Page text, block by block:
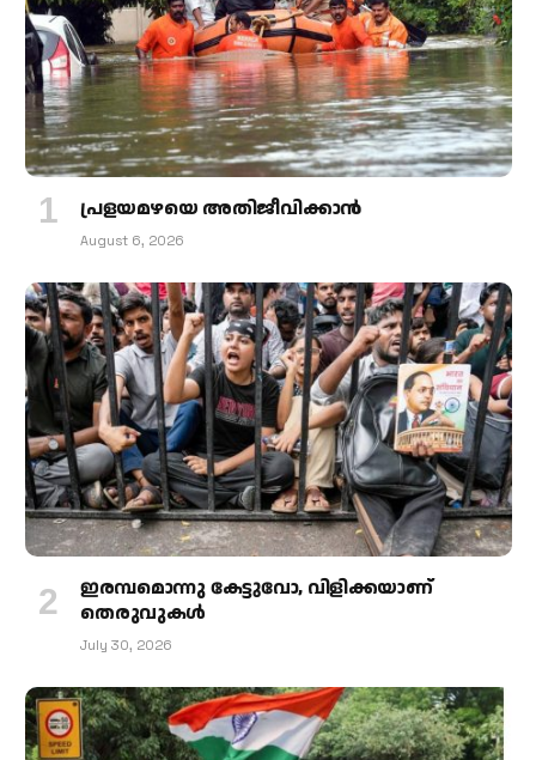
പ്രളയമഴയെ അതിജീവിക്കാന്‍
August 6, 2026
ഇരമ്പമൊന്നു കേട്ടുവോ, വിളിക്കയാണ്
തെരുവുകള്‍
July 30, 2026